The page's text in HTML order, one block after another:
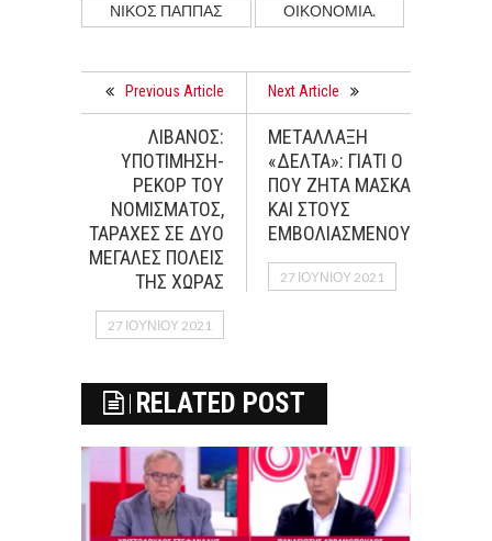
ΝΊΚΟΣ ΠΑΠΠΆΣ
ΟΙΚΟΝΟΜΊΑ.
Previous Article
ΛΙΒΑΝΟΣ:
ΥΠΟΤΙΜΗΣΗ-
ΡΕΚΟΡ ΤΟΥ
ΝΟΜΙΣΜΑΤΟΣ,
ΤΑΡΑΧΕΣ ΣΕ ΔΥΟ
ΜΕΓΑΛΕΣ ΠΟΛΕΙΣ
ΤΗΣ ΧΩΡΑΣ
27 ΙΟΥΝΊΟΥ 2021
Next Article
ΜΕΤAΛΛΑΞΗ
«ΔEΛΤΑ»: ΓΙΑΤI Ο
ΠΟΥ ΖΗΤA ΜAΣΚΑ
ΚΑΙ ΣΤΟΥΣ
ΕΜΒΟΛΙΑΣΜEΝΟΥΣ
27 ΙΟΥΝΊΟΥ 2021
RELATED POST